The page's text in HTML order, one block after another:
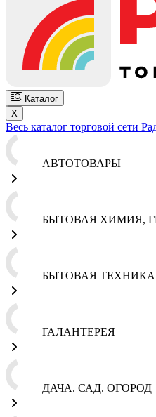
Каталог
X
Весь каталог торговой сети
АВТОТОВАРЫ
БЫТОВАЯ ХИМИЯ,
БЫТОВАЯ ТЕХНИКА
ГАЛАНТЕРЕЯ
ДАЧА. САД. ОГОРОД